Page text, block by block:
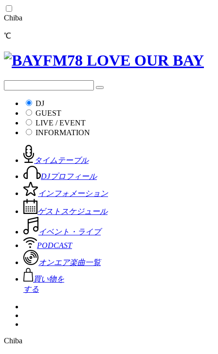
Chiba
℃
DJ
GUEST
LIVE / EVENT
INFORMATION
タイムテーブル
DJプロフィール
インフォメーション
ゲストスケジュール
イベント・ライブ
PODCAST
オンエア楽曲一覧
買い物を
する
Chiba